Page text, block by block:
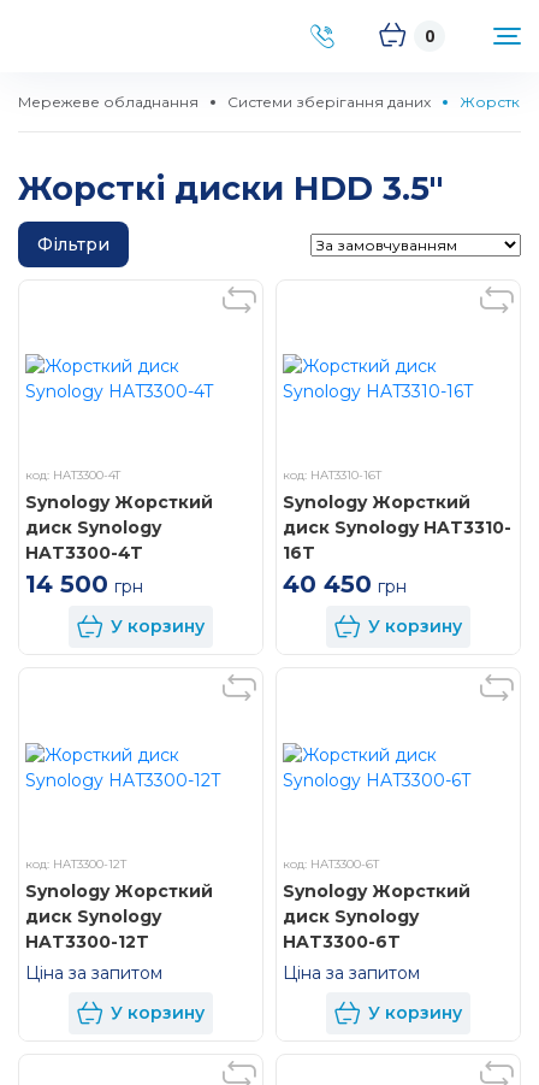
0
Мережеве обладнання Системи зберігання даних Жорсткі
Жорсткі диски HDD 3.5''
Фільтри
код: HAT3300-4T
Synology Жорсткий
диск Synology
HAT3300-4T
14 500 грн
У корзину
код: HAT3310-16T
Synology Жорсткий
диск Synology HAT3310-
16T
40 450 грн
У корзину
код: HAT3300-12T
Synology Жорсткий
диск Synology
HAT3300-12T
Ціна за запитом
У корзину
код: HAT3300-6T
Synology Жорсткий
диск Synology
HAT3300-6T
Ціна за запитом
У корзину